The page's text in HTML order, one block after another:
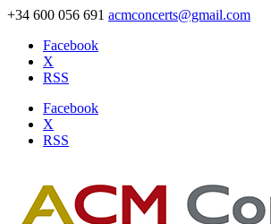
+34 600 056 691 acmconcerts@gmail.com
Facebook
X
RSS
Facebook
X
RSS